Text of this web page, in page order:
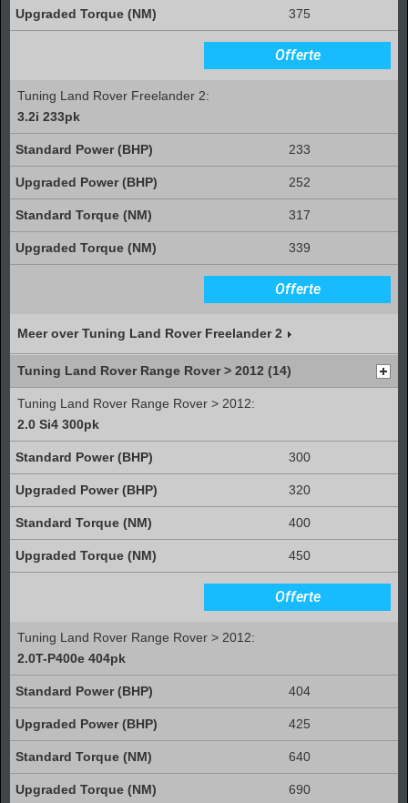
375
Offerte
Tuning Land Rover Freelander 2:
3.2i 233pk
233
252
317
339
Offerte
Meer over Tuning Land Rover Freelander 2
Tuning Land Rover Range Rover > 2012 (14)
Tuning Land Rover Range Rover > 2012:
2.0 Si4 300pk
300
320
400
450
Offerte
Tuning Land Rover Range Rover > 2012:
2.0T-P400e 404pk
404
425
640
690